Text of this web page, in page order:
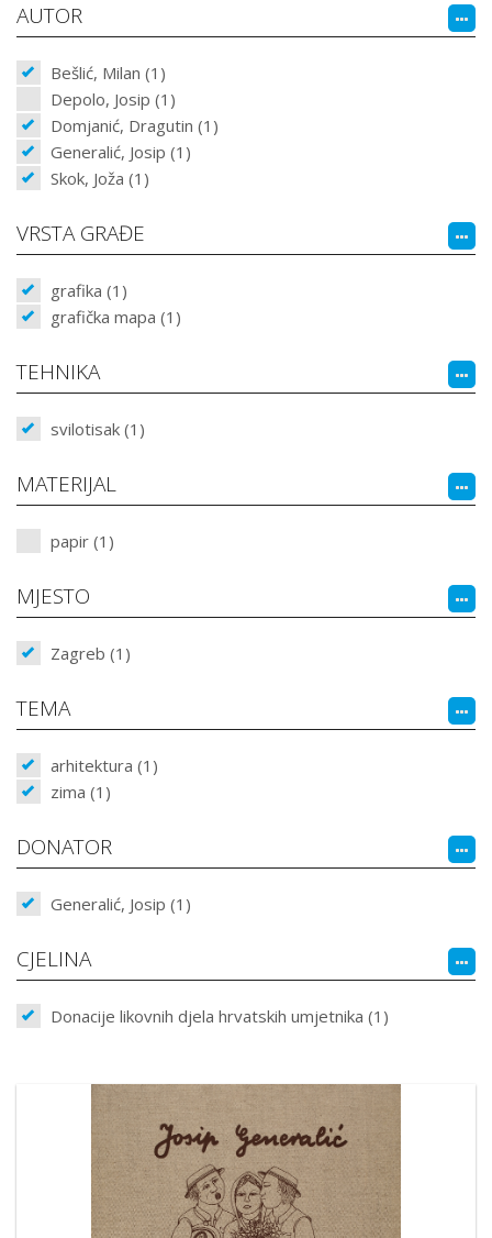
AUTOR
Bešlić, Milan (1)
Depolo, Josip (1)
Domjanić, Dragutin (1)
Generalić, Josip (1)
Skok, Joža (1)
VRSTA GRAĐE
grafika (1)
grafička mapa (1)
TEHNIKA
svilotisak (1)
MATERIJAL
papir (1)
MJESTO
Zagreb (1)
TEMA
arhitektura (1)
zima (1)
DONATOR
Generalić, Josip (1)
CJELINA
Donacije likovnih djela hrvatskih umjetnika (1)